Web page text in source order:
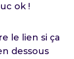
ok !
le lien si ça
dessous